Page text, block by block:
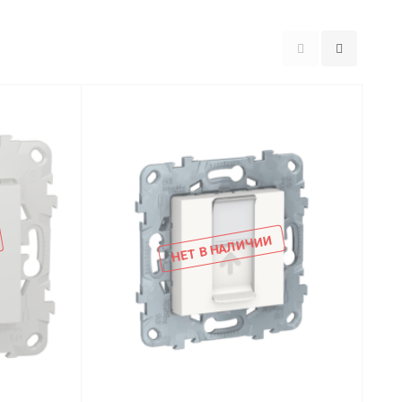
НЕТ В НАЛИЧИИ